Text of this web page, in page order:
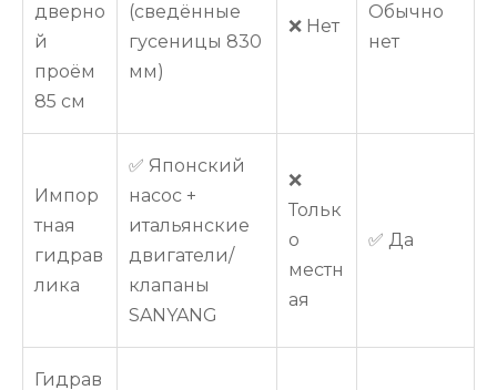
дверно
й
проём
85 см
(сведённые
гусеницы 830
мм)
❌ Нет
Обычно
нет
Импор
тная
гидрав
лика
✅ Японский
насос +
итальянские
двигатели/
клапаны
SANYANG
❌
Тольк
о
местн
ая
✅ Да
Гидрав